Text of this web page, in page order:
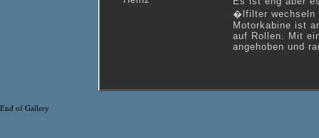
�lfilter wechseln
Motorkabine ist
auf Rollen. Mit
angehoben und
End of Gallery